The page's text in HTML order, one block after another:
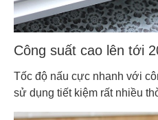
Công suất cao lên tới
Tốc độ nấu cực nhanh với
sử dụng tiết kiệm rất nhiều